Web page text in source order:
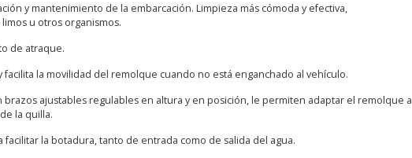
y mantenimiento de la embarcación. Limpieza más cómoda y efectiva,
u otros organismos.
de atraque.
facilita la movilidad del remolque cuando no está enganchado al vehículo.
brazos ajustables regulables en altura y en posición, le permiten adaptar el remolque a
la quilla.
facilitar la botadura, tanto de entrada como de salida del agua.